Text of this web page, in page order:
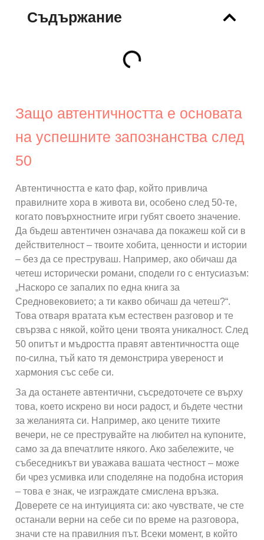
Съдържание
Защо автентичността е основата
на успешните запознанства след
50
Автентичността е като фар, който привлича
правилните хора в живота ви, особено след 50-те,
когато повърхностните игри губят своето значение.
Да бъдеш автентичен означава да покажеш кой си в
действителност – твоите хобита, ценности и истории
– без да се преструваш. Например, ако обичаш да
четеш исторически романи, сподели го с ентусиазъм:
„Наскоро се запалих по една книга за
Средновековието; а ти какво обичаш да четеш?“.
Това отваря вратата към естествен разговор и те
свързва с някой, който цени твоята уникалност. След
50 опитът и мъдростта правят автентичността още
по-силна, тъй като тя демонстрира увереност и
хармония със себе си.
За да останете автентични, съсредоточете се върху
това, което искрено ви носи радост, и бъдете честни
за желанията си. Например, ако цените тихите
вечери, не се преструвайте на любител на купоните,
само за да впечатлите някого. Ако забележите, че
събеседникът ви уважава вашата честност – може
би чрез усмивка или споделяне на подобна история
– това е знак, че изграждате смислена връзка.
Доверете се на интуицията си: ако чувствате, че сте
останали верни на себе си по време на разговора,
значи сте на правилния път. Всеки момент, в който